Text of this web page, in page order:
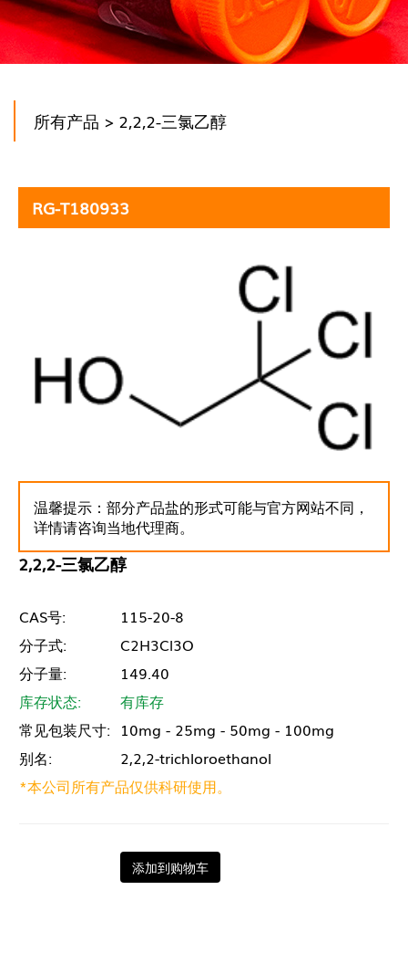
所有产品 > 2,2,2-三氯乙醇
RG-T180933
温馨提示：部分产品盐的形式可能与官方网站不同，
详情请咨询当地代理商。
2,2,2-三氯乙醇
CAS号:
115-20-8
分子式:
C2H3Cl3O
分子量:
149.40
库存状态:
有库存
常见包装尺寸: 10mg - 25mg - 50mg - 100mg
别名:
2,2,2-trichloroethanol
*本公司所有产品仅供科研使用。
添加到购物车